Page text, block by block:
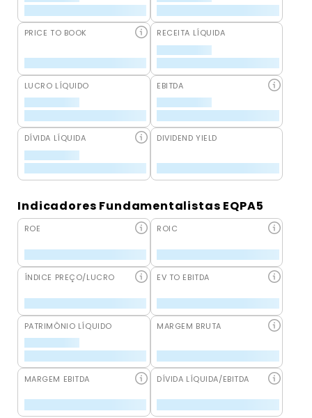
PRICE TO BOOK RECEITA LÍQUIDA
LUCRO LÍQUIDO EBITDA
DÍVIDA LÍQUIDA DIVIDEND YIELD
Indicadores Fundamentalistas EQPA5
ROE ROIC
ÍNDICE PREÇO/LUCRO EV TO EBITDA
PATRIMÔNIO LÍQUIDO MARGEM BRUTA
MARGEM EBITDA DÍVIDA LÍQUIDA/EBITDA